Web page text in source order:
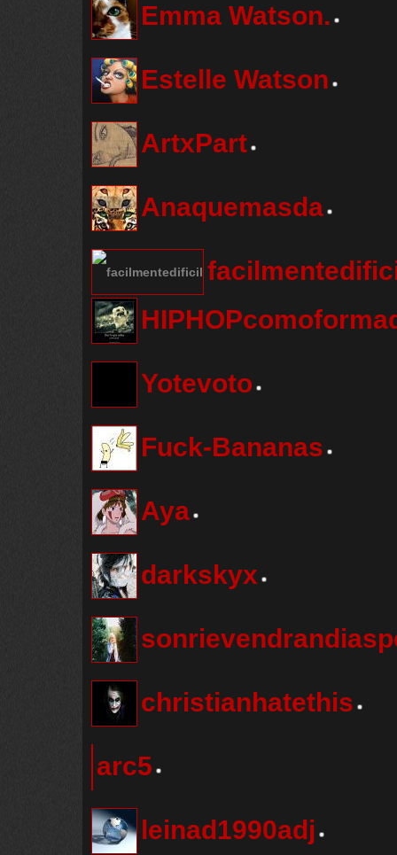
Emma Watson.
Estelle Watson
ArtxPart
Anaquemasda
Yotevoto
Fuck-Bananas
Aya
darkskyx
christianhatethis
arc5
leinad1990adj